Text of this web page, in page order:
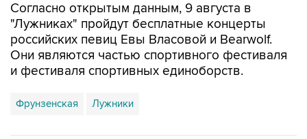
Согласно открытым данным, 9 августа в
"Лужниках" пройдут бесплатные концерты
российских певиц Евы Власовой и Bearwolf.
Они являются частью спортивного фестиваля
и фестиваля спортивных единоборств.
Фрунзенская Лужники